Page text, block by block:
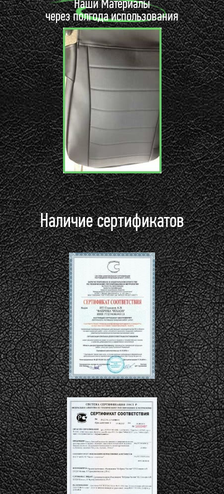
Наши Материалы
через полгода использования
Наличие сертификатов